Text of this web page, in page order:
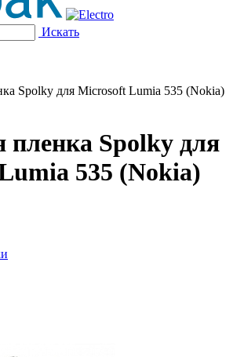
Искать
Spolky для Microsoft Lumia 535 (Nokia)
пленка Spolky для
535 (Nokia)